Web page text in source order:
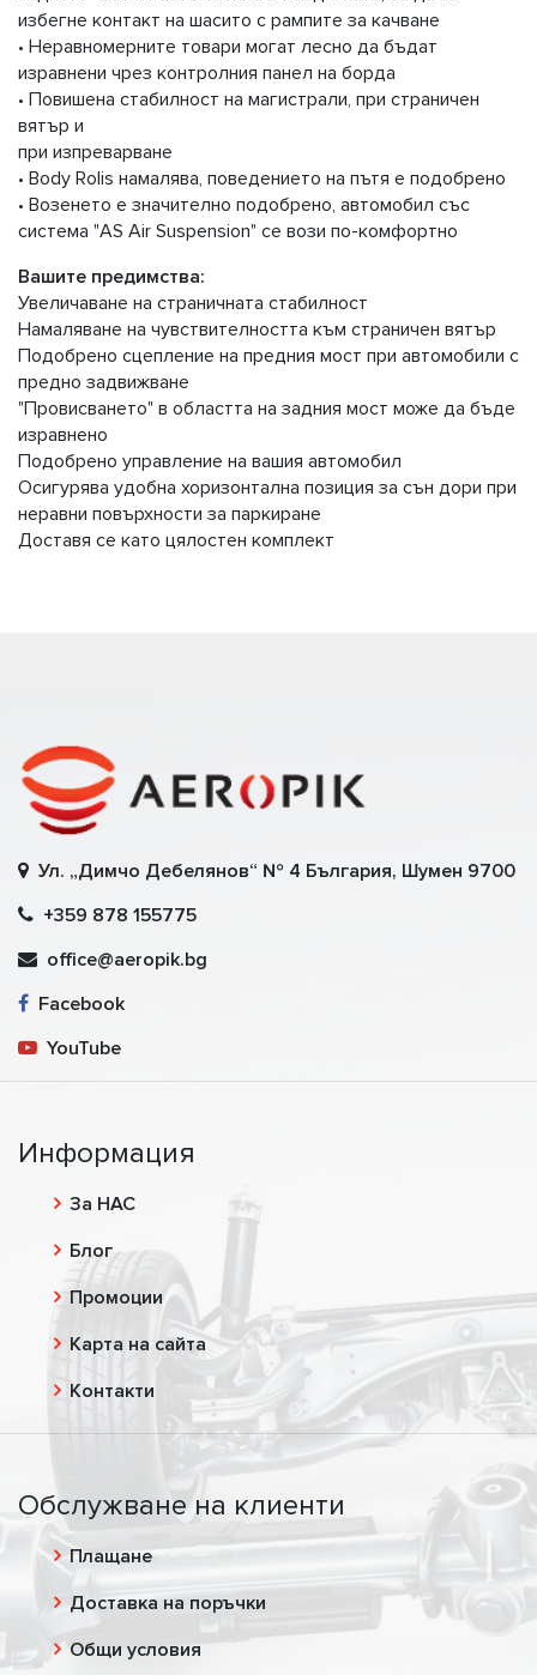
избегне контакт на шасито с рампите за качване
• Неравномерните товари могат лесно да бъдат
изравнени чрез контролния панел на борда
• Повишена стабилност на магистрали, при страничен
вятър и
при изпреварване
• Body Rolis намалява, поведението на пътя е подобрено
• Возенето е значително подобрено, автомобил със
система "AS Air Suspension" се вози по-комфортно
Вашите предимства:
Увеличаване на страничната стабилност
Намаляване на чувствителността към страничен вятър
Подобрено сцепление на предния мост при автомобили с
предно задвижване
"Провисването" в областта на задния мост може да бъде
изравнено
Подобрено управление на вашия автомобил
Осигурява удобна хоризонтална позиция за сън дори при
неравни повърхности за паркиране
Доставя се като цялостен комплект
Ул. „Димчо Дебелянов“ № 4 България, Шумен 9700
+359 878 155775
office@aeropik.bg
Facebook
YouTube
Информация
За НАС
Блог
Промоции
Карта на сайта
Контакти
Обслужване на клиенти
Плащане
Доставка на поръчки
Общи условия